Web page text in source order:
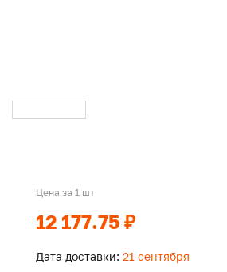
Цена за 1 шт
12 177.75 ₽
Дата доставки: 21 сентября